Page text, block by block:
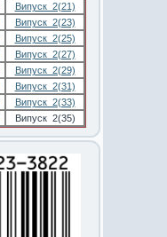
Випуск 2(21)
Випуск 2(23)
Випуск 2(25)
Випуск 2(27)
Випуск 2(29)
Випуск 2(31)
Випуск 2(33)
Випуск 2(35)